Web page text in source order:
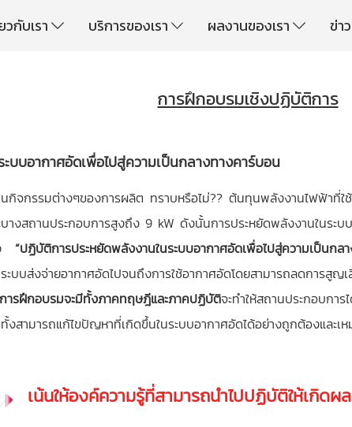
วกับเรา บริการของเรา ผลงานของเรา ข่า
การฝึกอบรมเชิงปฏิบัติการ
บบอากาศอัดเพื่อไปสู่ความเป็นกลางทางคาร์บอน
นกิจกรรมต่างๆของการผลิต ทราบหรือไม่?? ต้นทุนพลังงานไฟฟ้าที่
งสถานประกอบการสูงถึง 9 kW ดังนั้นการประหยัดพลังงานในระ
“ปฏิบัติการประหยัดพลังงานในระบบอากาศอัดเพื่อไปสู่ความเป็นกล
บส่งจ่ายอากาศอัดไปจนถึงการใช้อากาศอัดโดยสามารถลดการ
การฝึกอบรมจะมีทั้งภาคทฤษฎีและภาคปฏิบัติจะทำให้สถานประกอบกา
ามารถแก้ไขปัญหาที่เกิดขึ้นในระบบอากาศอัดได้อย่างถูกต้องและเห
เน้นให้องค์ความรู้ที่สามารถนำไปปฏิบัติให้เกิดผ